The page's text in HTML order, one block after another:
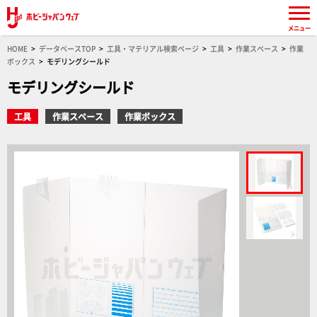
HOME データベースTOP 工具・マテリアル検索ページ 工具 作業スペース
作業
ボックス
モデリングシールド
モデリングシールド
工具 作業スペース 作業ボックス
メニュー